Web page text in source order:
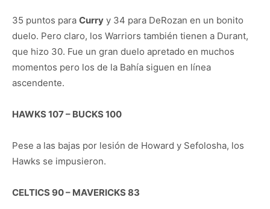
35 puntos para Curry y 34 para DeRozan en un bonito
duelo. Pero claro, los Warriors también tienen a Durant,
que hizo 30. Fue un gran duelo apretado en muchos
momentos pero los de la Bahía siguen en línea
ascendente.
HAWKS 107 – BUCKS 100
Pese a las bajas por lesión de Howard y Sefolosha, los
Hawks se impusieron.
CELTICS 90 – MAVERICKS 83